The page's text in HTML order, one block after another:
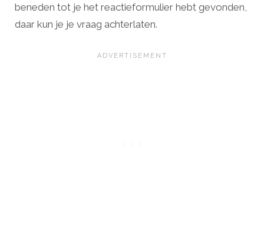
beneden tot je het reactieformulier hebt gevonden,
daar kun je je vraag achterlaten.